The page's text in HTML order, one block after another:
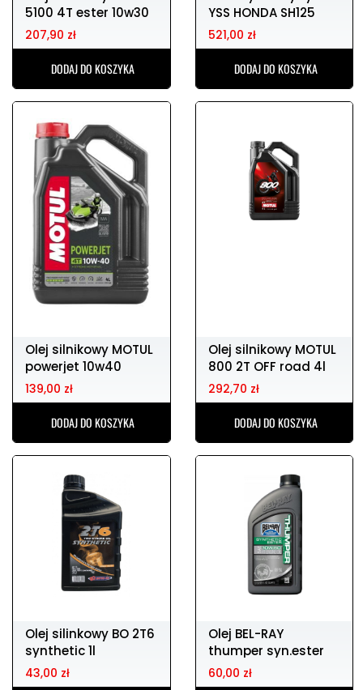
5100 4T ester 10w30
4l
207,90 zł
DODAJ DO KOSZYKA
YSS HONDA SH125
521,00 zł
DODAJ DO KOSZYKA
Olej silnikowy MOTUL
powerjet 10w40
139,00 zł
DODAJ DO KOSZYKA
Olej silnikowy MOTUL
800 2T OFF road 4l
292,70 zł
DODAJ DO KOSZYKA
Olej silinkowy BO 2T6
synthetic 1l
43,00 zł
Olej BEL-RAY
thumper syn.ester
4T 10w-60 1l
60,00 zł